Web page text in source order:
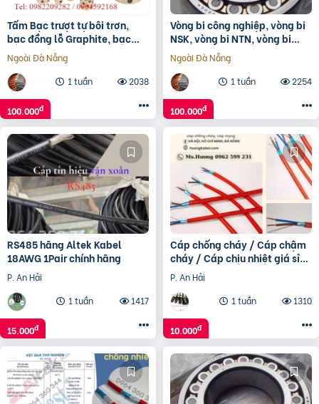
Tấm Bạc trượt tự bôi trơn,
bạc đồng lỗ Graphite, bạc
Graphite, bạc đồng tiết dầu
Ngoài Đà Nẵng
1 tuần
2038
100.000đ
Vòng bi công nghiệp, vòng bi
NSK, vòng bi NTN, vòng bi
KBC, Vòng bi NACHI
Ngoài Đà Nẵng
1 tuần
2254
100.000đ
RS485 hãng Altek Kabel
18AWG 1Pair chính hãng
P. An Hải
1 tuần
1417
15.000đ
Cáp chống cháy / Cáp chậm
cháy / Cáp chịu nhiệt giá sỉ
tận gốc
P. An Hải
1 tuần
1310
10.000đ